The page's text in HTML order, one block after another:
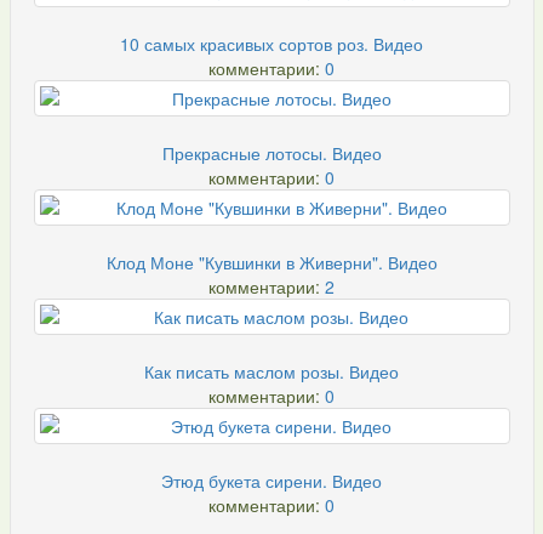
10 самых красивых сортов роз. Видео
комментарии: 0
Прекрасные лотосы. Видео
комментарии: 0
Клод Моне "Кувшинки в Живерни". Видео
комментарии: 2
Как писать маслом розы. Видео
комментарии: 0
Этюд букета сирени. Видео
комментарии: 0